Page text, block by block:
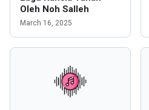
Oleh Noh Salleh
March 16, 2025